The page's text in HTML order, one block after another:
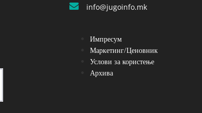
info@jugoinfo.mk
Импресум
Маркетинг/Ценовник
Услови за користење
Архива